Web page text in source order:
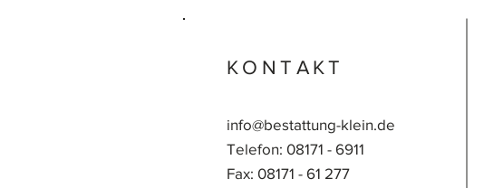
KONTAKT
info@bestattung-klein.de
Telefon: 08171 - 6911
Fax: 08171 - 61 277